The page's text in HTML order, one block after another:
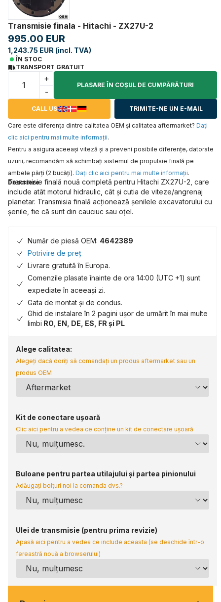
Transmisie finala - Hitachi - ZX27U-2
995.00 EUR
1,243.75 EUR (incl. TVA)
ÎN STOC
TRANSPORT GRATUIT
+
-
PLASARE ÎN COŞUL DE CUMPĂRĂTURI
CALL US TRIMITE-NE UN E-MAIL
Care este diferența dintre calitatea OEM și calitatea aftermarket? Daţi
clic aici pentru mai multe informaţii.
Pentru a asigura aceeaşi viteză şi a preveni posibile diferenţe, datorate
uzurii, recomandăm să schimbaţi sistemul de propulsie finală pe
ambele părţi (2 bucăţi). Daţi clic aici pentru mai multe informaţii.
Descriere
Transmisie finală nouă completă pentru Hitachi ZX27U-2, care
include atât motorul hidraulic, cât și cutia de viteze/angrenaj
planetar. Transmisia finală acționează șenilele excavatorului cu
șenile, fie că sunt din cauciuc sau oțel.
Număr de piesă OEM: 4642389
Potrivire de preț
Livrare gratuită în Europa.
Comenzile plasate înainte de ora 14:00 (UTC +1) sunt
expediate în aceeași zi.
Gata de montat și de condus.
Ghid de instalare în 2 pagini ușor de urmărit în mai multe
limbi RO, EN, DE, ES, FR și PL
Alege calitatea:
Alegeți dacă doriți să comandați un produs aftermarket sau un
produs OEM
Kit de conectare ușoară
Clic aici pentru a vedea ce conține un kit de conectare ușoară
Buloane pentru partea utilajului și partea pinionului
Adăugați bolțuri noi la comanda dvs.?
Ulei de transmisie (pentru prima revizie)
Apasă aici pentru a vedea ce include aceasta (se deschide într-o
fereastră nouă a browserului)